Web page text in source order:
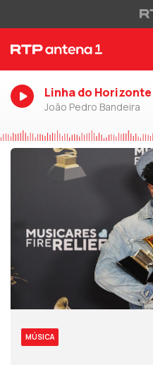
Linha do Horizonte
João Pedro Bandeira
MÚSICA